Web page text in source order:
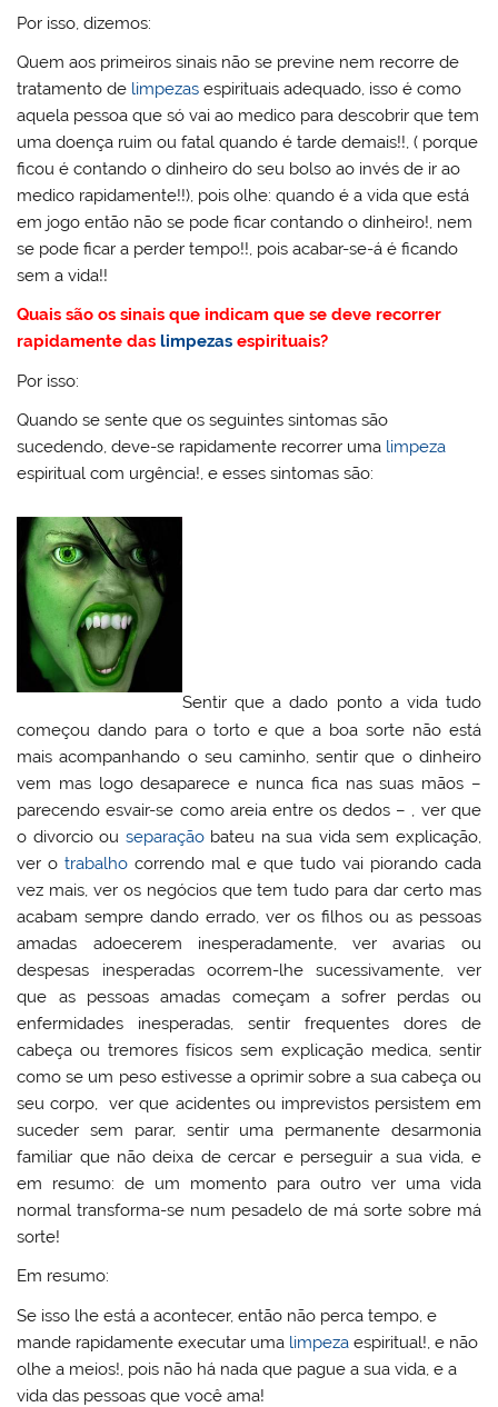
Por isso, dizemos:
Quem aos primeiros sinais não se previne nem recorre de
tratamento de limpezas espirituais adequado, isso é como
aquela pessoa que só vai ao medico para descobrir que tem
uma doença ruim ou fatal quando é tarde demais!!, ( porque
ficou é contando o dinheiro do seu bolso ao invés de ir ao
medico rapidamente!!), pois olhe: quando é a vida que está
em jogo então não se pode ficar contando o dinheiro!, nem
se pode ficar a perder tempo!!, pois acabar-se-á é ficando
sem a vida!!
Quais são os sinais que indicam que se deve recorrer
rapidamente daslimpezas espirituais?
Por isso:
Quando se sente que os seguintes sintomas são
sucedendo, deve-se rapidamente recorrer uma limpeza
espiritual com urgência!, e esses sintomas são:
Sentir que a dado ponto a vida tudo
começou dando para o torto e que a boa sorte não está
mais acompanhando o seu caminho, sentir que o dinheiro
vem mas logo desaparece e nunca fica nas suas mãos –
parecendo esvair-se como areia entre os dedos – , ver que
o divorcio ou separaçãobateu na sua vida sem explicação,
ver otrabalho correndo mal e que tudo vai piorando cada
vez mais, ver os negócios que tem tudo para dar certo mas
acabam sempre dando errado, ver os filhos ou as pessoas
amadas adoecerem inesperadamente, ver avarias ou
despesas inesperadas ocorrem-lhe sucessivamente, ver
que as pessoas amadas começam a sofrer perdas ou
enfermidades inesperadas, sentir frequentes dores de
cabeça ou tremores físicos sem explicação medica, sentir
como se um peso estivesse a oprimir sobre a sua cabeça ou
seu corpo, ver que acidentes ou imprevistos persistem em
suceder sem parar, sentir uma permanente desarmonia
familiar que não deixa de cercar e perseguir a sua vida, e
em resumo: de um momento para outro ver uma vida
normal transforma-se num pesadelo de má sorte sobre má
sorte!
Em resumo:
Se isso lhe está a acontecer, então não perca tempo, e
mande rapidamente executar uma limpeza espiritual!, e não
olhe a meios!, pois não há nada que pague a sua vida, e a
vida das pessoas que você ama!